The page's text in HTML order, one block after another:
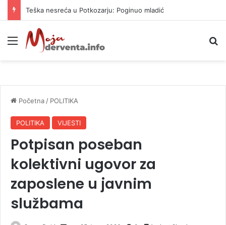
Teška nesreća u Potkozarju: Poginuo mladić
Meni
Početna / POLITIKA
POLITIKA VIJESTI
Potpisan poseban
kolektivni ugovor za
zaposlene u javnim
službama